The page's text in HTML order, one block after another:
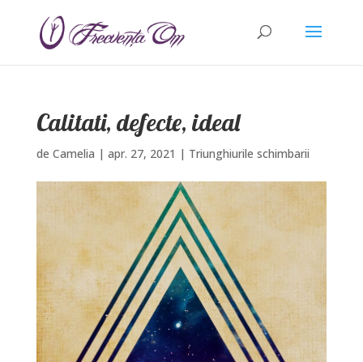
Calitati, defecte, ideal
de Camelia | apr. 27, 2021 | Triunghiurile schimbarii